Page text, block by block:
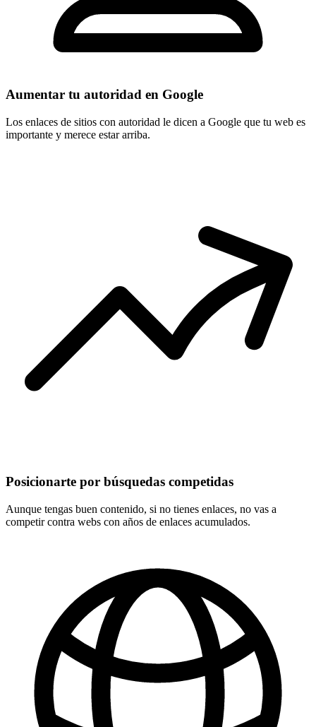
Aumentar tu autoridad en Google
Los enlaces de sitios con autoridad le dicen a Google que tu web es
importante y merece estar arriba.
Posicionarte por búsquedas competidas
Aunque tengas buen contenido, si no tienes enlaces, no vas a
competir contra webs con años de enlaces acumulados.